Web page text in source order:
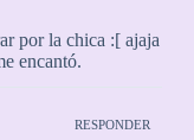
por la chica :[ ajaja
encantó.
RESPONDER